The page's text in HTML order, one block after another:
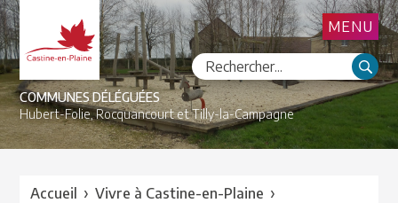
COMMUNES DÉLÉGUÉES
Hubert-Folie,Rocquancourt etTilly-la-Campagne
MENU
Accueil › Vivre à Castine-en-Plaine ›